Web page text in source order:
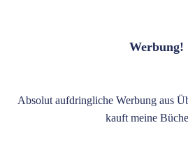
Werbung!
Absolut aufdringliche Werbung aus
kauft meine